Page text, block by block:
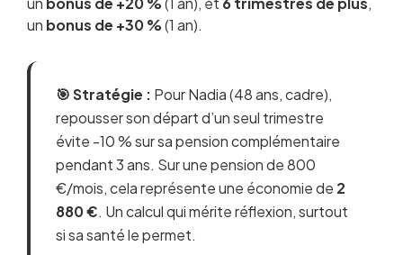
un bonus de +30 %(1 an).
🎯 Stratégie : Pour Nadia (48 ans, cadre),
repousser son départ d’un seul trimestre
évite -10 % sur sa pension complémentaire
pendant 3 ans. Sur une pension de 800
€/mois, cela représente une économie de 2
880 €. Un calcul qui mérite réflexion, surtout
si sa santé le permet.